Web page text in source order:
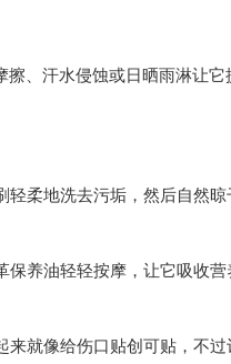
、汗水侵蚀或日晒雨淋让它
柔地洗去污垢，然后自然晾
养油轻轻按摩，让它吸收营
就像给伤口贴创可贴，不过